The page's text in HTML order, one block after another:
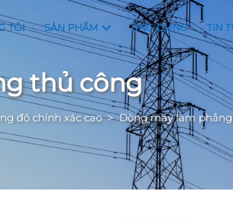
TÔI SẢN PHẨM ỨNG DỤNG TIN
thủ công
độ chính xác cao>Dòng máy làm